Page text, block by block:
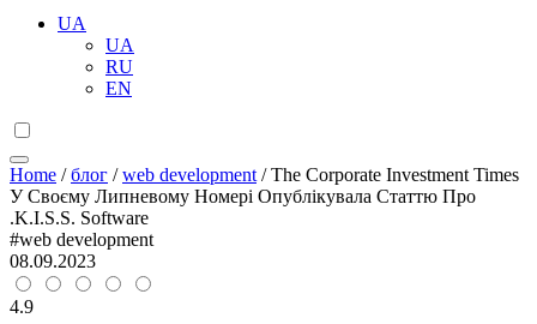
UA
UA
RU
EN
Home /блог /web development /The Corporate Investment Times
У Своєму Липневому Номері Опублікувала Статтю Про
.K.I.S.S. Software
#web development
08.09.2023
4.9